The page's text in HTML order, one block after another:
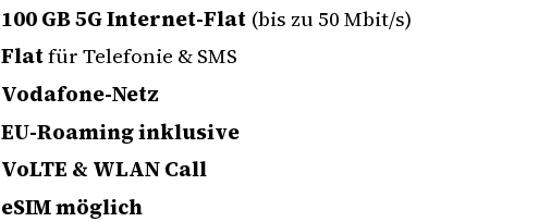
100 GB 5G Internet-Flat(bis zu 50 Mbit/s)
Flatfür Telefonie & SMS
Vodafone-Netz
EU-Roaming inklusive
VoLTE & WLAN Call
eSIM möglich